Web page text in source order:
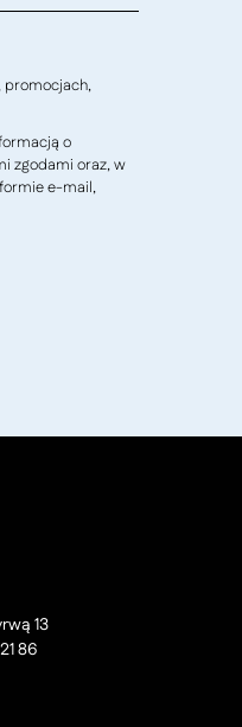
promocjach,
o
zgodami oraz, w
e-mail,
13
86